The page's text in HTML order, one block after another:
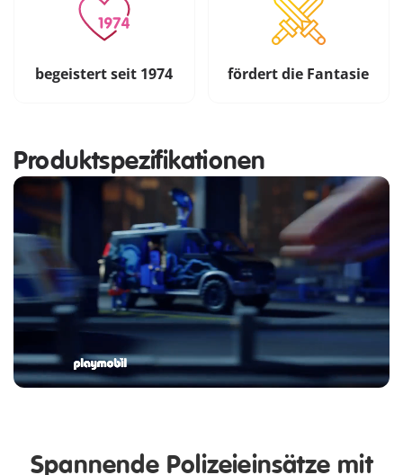
begeistert seit 1974 fördert die Fantasie
Produktspezifikationen
Spannende Polizeieinsätze mit